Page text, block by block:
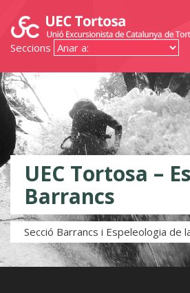
Seccions
UEC Tortosa –
Barrancs
Secció Barrancs i Espeleologia de